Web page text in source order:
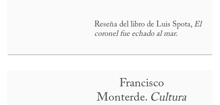
Reseña del libro de Luis Spota, El
coronel fue echado al mar.
Francisco
Monterde. Cultura